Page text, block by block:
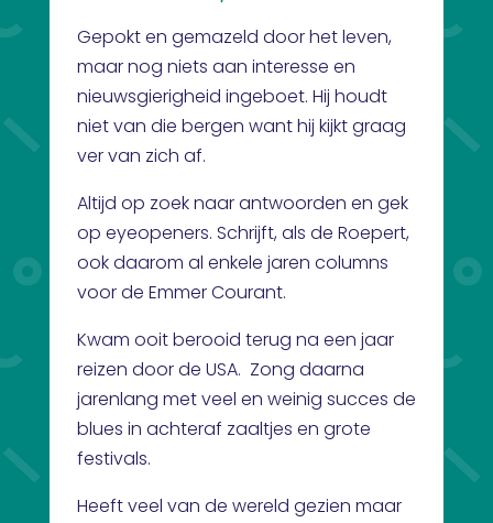
Gepokt en gemazeld door het leven,
maar nog niets aan interesse en
nieuwsgierigheid ingeboet. Hij houdt
niet van die bergen want hij kijkt graag
ver van zich af.
Altijd op zoek naar antwoorden en gek
op eyeopeners. Schrijft, als de Roepert,
ook daarom al enkele jaren columns
voor de Emmer Courant.
Kwam ooit berooid terug na een jaar
reizen door de USA. Zong daarna
jarenlang met veel en weinig succes de
blues in achteraf zaaltjes en grote
festivals.
Heeft veel van de wereld gezien maar